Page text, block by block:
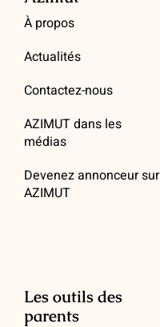
À propos
Actualités
Contactez-nous
AZIMUT dans les
médias
Devenez annonceur sur
AZIMUT
Les outils des
parents